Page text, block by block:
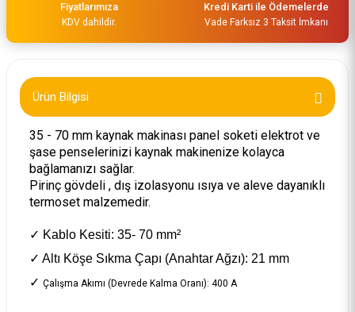
Fiyatlarımıza
KDV dahildir.
Kredi Karti ile Ödemelerde
Vade Farksız 3 Taksit İmkanı
Ürün Bilgisi
35 - 70 mm kaynak makinası panel soketi elektrot ve
şase penselerinizi kaynak makinenize kolayca
bağlamanızı sağlar.
Pirinç gövdeli , dış izolasyonu ısıya ve aleve dayanıklı
termoset malzemedir.
✓ Kablo Kesiti: 35- 70 mm²
✓ Altı Köşe Sıkma Çapı (Anahtar Ağzı): 21 mm
✓ Çalışma Akımı (Devrede Kalma Oranı): 400 A